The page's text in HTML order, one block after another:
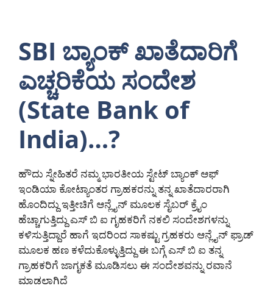
SBI ಬ್ಯಾಂಕ್ ಖಾತೆದಾರಿಗೆ
ಎಚ್ಚರಿಕೆಯ ಸಂದೇಶ
(State Bank of
India)…?
ಹೌದು ಸ್ನೇಹಿತರೆ ನಮ್ಮ ಭಾರತೀಯ ಸ್ಟೇಟ್ ಬ್ಯಾಂಕ್ ಆಫ್
ಇಂಡಿಯಾ ಕೋಟ್ಯಾಂತರ ಗ್ರಾಹಕರನ್ನು ತನ್ನ ಖಾತೆದಾರರಾಗಿ
ಹೊಂದಿದ್ದು ಇತ್ತೀಚಿಗೆ ಆನ್ಲೈನ್ ಮೂಲಕ ಸೈಬರ್ ಕ್ರೈಂ
ಹೆಚ್ಚಾಗುತ್ತಿದ್ದು ಎಸ್ ಬಿ ಐ ಗೃಹಕರಿಗೆ ನಕಲಿ ಸಂದೇಶಗಳನ್ನು
ಕಳಿಸುತ್ತಿದ್ದಾರೆ ಹಾಗೆ ಇದರಿಂದ ಸಾಕಷ್ಟು ಗ್ರಹಕರು ಆನ್ಲೈನ್ ಫ್ರಾಡ್
ಮೂಲಕ ಹಣ ಕಳೆದುಕೊಳ್ಳುತ್ತಿದ್ದು ಈ ಬಗ್ಗೆ ಎಸ್ ಬಿ ಐ ತನ್ನ
ಗ್ರಾಹಕರಿಗೆ ಜಾಗೃಕತೆ ಮೂಡಿಸಲು ಈ ಸಂದೇಶವನ್ನು ರವಾನೆ
ಮಾಡಲಾಗಿದೆ